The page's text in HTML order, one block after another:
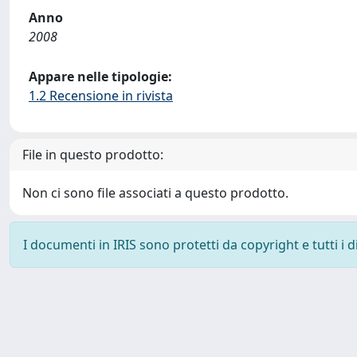
Anno
2008
Appare nelle tipologie:
1.2 Recensione in rivista
File in questo prodotto:
Non ci sono file associati a questo prodotto.
I documenti in IRIS sono protetti da copyright e tutti i